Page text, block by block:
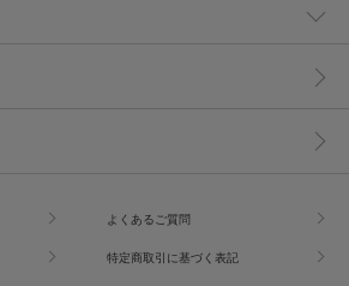
よくあるご質問
特定商取引に基づく表記